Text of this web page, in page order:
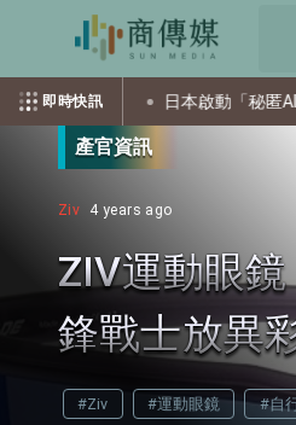
即時快訊
擊 日本啟動「秘匿AI」基
產官資訊
Ziv 4 years ago
ZIV運動眼鏡
鋒戰士放異
#Ziv #運動眼鏡 #自